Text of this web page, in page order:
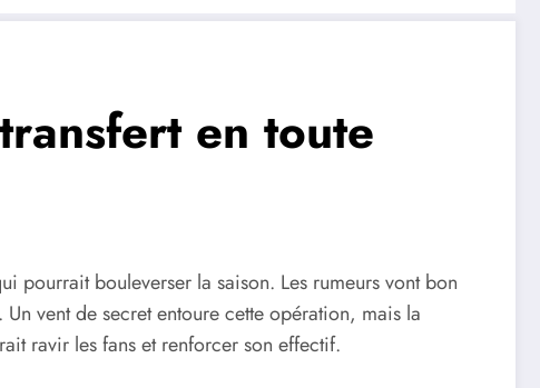
en toute
pourrait bouleverser la saison. Les rumeurs vont bon
vent de secret entoure cette opération, mais la
ravir les fans et renforcer son effectif.